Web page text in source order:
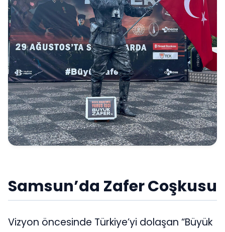
Samsun’da Zafer Coşkusu
Vizyon öncesinde Türkiye’yi dolaşan “Büyük